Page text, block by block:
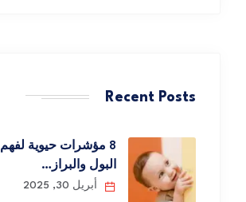
Recent Posts
8 مؤشرات حيوية لفهم
البول والبراز…
أبريل 30, 2025